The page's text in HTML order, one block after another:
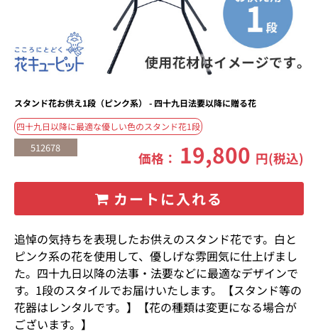
スタンド花お供え1段（ピンク系） - 四十九日法要以降に贈る花
四十九日以降に最適な優しい色のスタンド花1段
512678
価格： 19,800 円(税込)
カートに入れる
追悼の気持ちを表現したお供えのスタンド花です。白と
ピンク系の花を使用して、優しげな雰囲気に仕上げまし
た。四十九日以降の法事・法要などに最適なデザインで
す。1段のスタイルでお届けいたします。【スタンド等の
花器はレンタルです。】【花の種類は変更になる場合が
ございます。】